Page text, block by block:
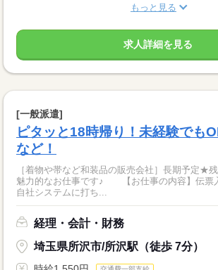
もっと見る
求人詳細を見る
[一般派遣]
ピタッと18時帰り！未経験でも
など！
［着物や帯など和装品の販売会社］長期予定★
魅力的なお仕事です♪ 【お仕事の内容】伝票
自社システムに打ち...
経理・会計・財務
埼玉県所沢市/所沢駅（徒歩 7分）